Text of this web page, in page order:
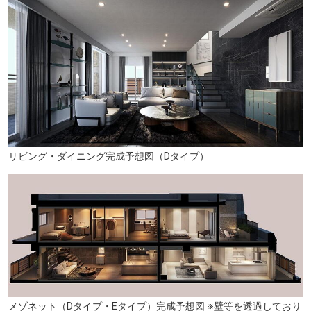
福岡教育大附属福岡小・中学校（徒歩29分・約2.3km）
リビング・ダイニング完成予想図（Dタイプ）
メゾネット（Dタイプ・Eタイプ）完成予想図 ※壁等を透過しており